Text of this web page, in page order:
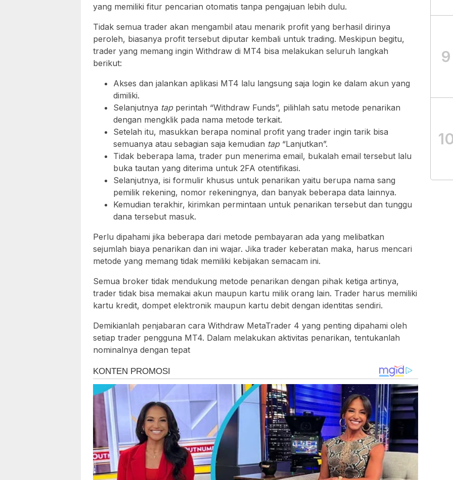
yang memiliki fitur pencarian otomatis tanpa pengajuan lebih dulu.
Tidak semua trader akan mengambil atau menarik profit yang berhasil dirinya
peroleh, biasanya profit tersebut diputar kembali untuk trading. Meskipun begitu,
trader yang memang ingin Withdraw di MT4 bisa melakukan seluruh langkah
berikut:
Akses dan jalankan aplikasi MT4 lalu langsung saja login ke dalam akun yang
dimiliki.
Selanjutnya tapperintah “Withdraw Funds”, pilihlah satu metode penarikan
dengan mengklik pada nama metode terkait.
Setelah itu, masukkan berapa nominal profit yang trader ingin tarik bisa
semuanya atau sebagian saja kemudian tap“Lanjutkan”.
Tidak beberapa lama, trader pun menerima email, bukalah email tersebut lalu
buka tautan yang diterima untuk 2FA otentifikasi.
Selanjutnya, isi formulir khusus untuk penarikan yaitu berupa nama sang
pemilik rekening, nomor rekeningnya, dan banyak beberapa data lainnya.
Kemudian terakhir, kirimkan permintaan untuk penarikan tersebut dan tunggu
dana tersebut masuk.
Perlu dipahami jika beberapa dari metode pembayaran ada yang melibatkan
sejumlah biaya penarikan dan ini wajar. Jika trader keberatan maka, harus mencari
metode yang memang tidak memiliki kebijakan semacam ini.
Semua broker tidak mendukung metode penarikan dengan pihak ketiga artinya,
trader tidak bisa memakai akun maupun kartu milik orang lain. Trader harus memiliki
kartu kredit, dompet elektronik maupun kartu debit dengan identitas sendiri.
Demikianlah penjabaran cara Withdraw MetaTrader 4 yang penting dipahami oleh
setiap trader pengguna MT4. Dalam melakukan aktivitas penarikan, tentukanlah
nominalnya dengan tepat
9